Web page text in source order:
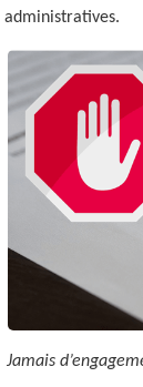
administratives.
Jamais